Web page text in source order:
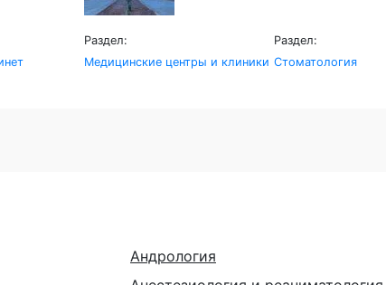
Раздел:
Медицинские центры и клиники
Раздел:
Стоматология
Андрология